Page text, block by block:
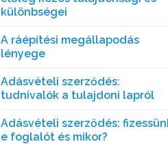
különbségei
A ráépítési megállapodás
lényege
Adásvételi szerződés:
tudnivalók a tulajdoni lapról
Adásvételi szerződés:
e foglalót és mikor?